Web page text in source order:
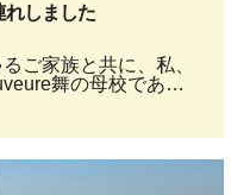
れしました
ご家族と共に、私、
舞の母校であ…